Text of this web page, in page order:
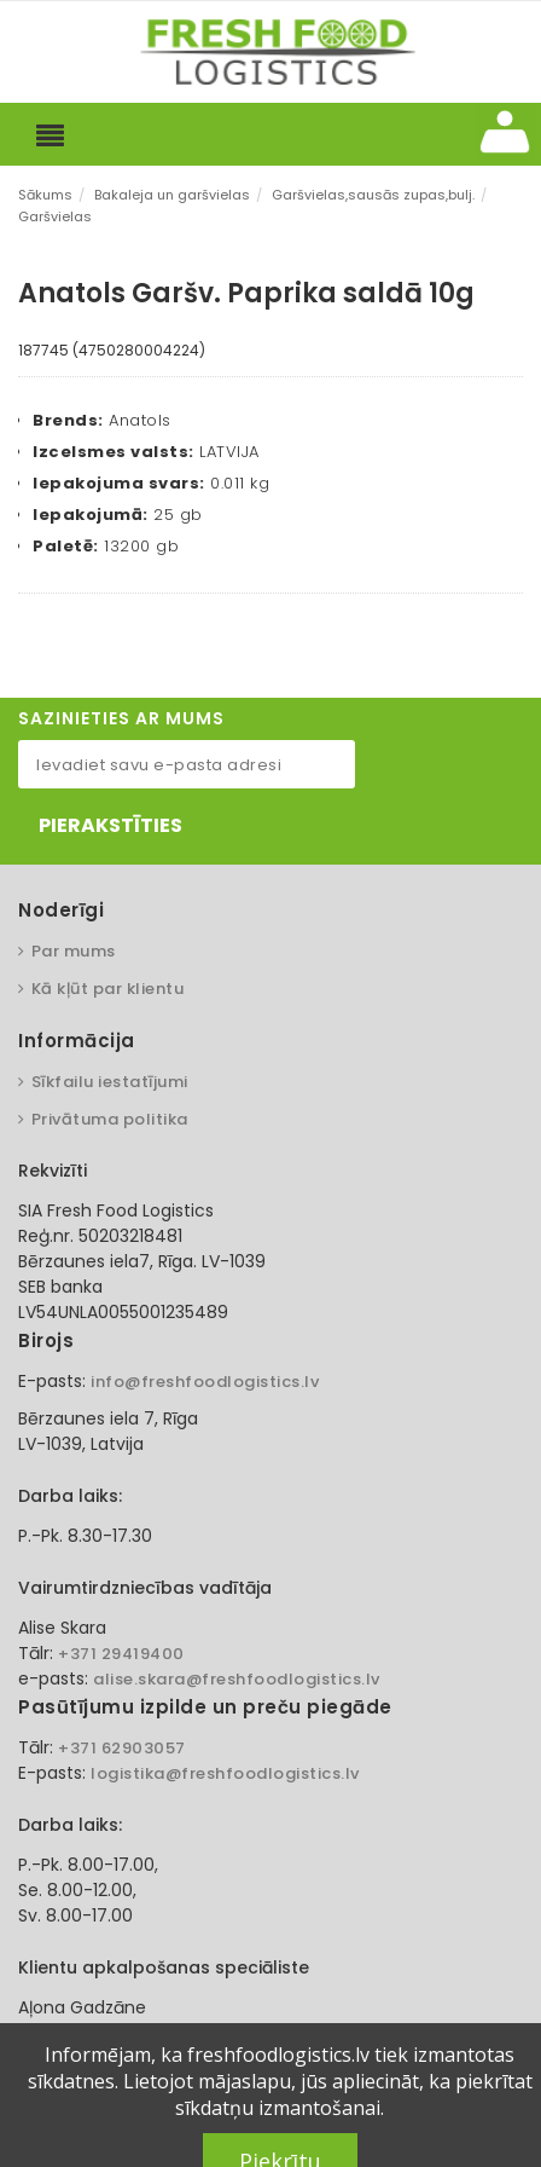
Sākums / Bakaleja un garšvielas / Garšvielas,sausās zupas,bulj. /
Garšvielas
Anatols Garšv. Paprika saldā 10g
187745 (4750280004224)
Brends: Anatols
Izcelsmes valsts: LATVIJA
Iepakojuma svars: 0.011 kg
Iepakojumā: 25 gb
Paletē: 13200 gb
SAZINIETIES AR MUMS
PIERAKSTĪTIES
Noderīgi
Par mums
Kā kļūt par klientu
Informācija
Sīkfailu iestatījumi
Privātuma politika
Rekvizīti
SIA Fresh Food Logistics
Reģ.nr. 50203218481
Bērzaunes iela7, Rīga. LV-1039
SEB banka
LV54UNLA0055001235489
Birojs
E-pasts: info@freshfoodlogistics.lv
Bērzaunes iela 7, Rīga
LV-1039, Latvija
Darba laiks:
P.-Pk. 8.30-17.30
Vairumtirdzniecības vadītāja
Alise Skara
Tālr: +371 29419400
e-pasts: alise.skara@freshfoodlogistics.lv
Pasūtījumu izpilde un preču piegāde
Tālr: +371 62903057
E-pasts: logistika@freshfoodlogistics.lv
Darba laiks:
P.-Pk. 8.00-17.00,
Se. 8.00-12.00,
Sv. 8.00-17.00
Klientu apkalpošanas speciāliste
Aļona Gadzāne
e-pasts:alona.gadzane@freshfoodlogistics.lv
© 2024 Fresh Food Logistics SIA. Visas tiesības aizsargātas.
Informējam, ka freshfoodlogistics.lv tiek izmantotas
sīkdatnes. Lietojot mājaslapu, jūs apliecināt, ka piekrītat
sīkdatņu izmantošanai.
Piekrītu